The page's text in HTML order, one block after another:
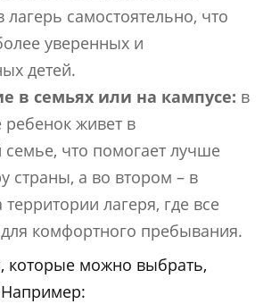
лагерь самостоятельно, что
уверенных и
детей.
в семьях или на кампусе: в
ребенок живет в
что помогает лучше
страны, а во втором – в
лагеря, где все
комфортного пребывания.
которые можно выбрать,